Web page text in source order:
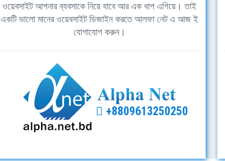
ওয়েবসাইট আপনার ব্যবসাকে নিয়ে যাবে আর এক ধাপ এগিয়ে। তাই
একটি ভালো মানের ওয়েবসাইট ডিজাইন করতে আলফা নেট এ আজ ই
যোগাযোগ করুন।
+8809613250250